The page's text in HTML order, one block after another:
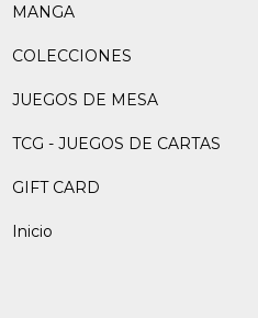
MANGA
COLECCIONES
JUEGOS DE MESA
TCG - JUEGOS DE CARTAS
GIFT CARD
Inicio